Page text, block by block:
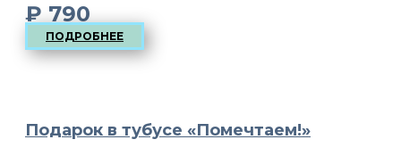
₽790
ПОДРОБНЕЕ
Подарок в тубусе «Помечтаем!»